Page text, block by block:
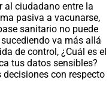
al ciudadano entre la
pasiva a vacunarse,
sanitario no puede
va más allá
de control, ¿Cuál es el
tus datos sensibles?
decisiones con respecto